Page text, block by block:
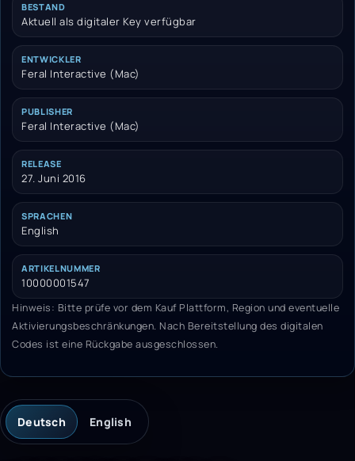
BESTAND
Aktuell als digitaler Key verfügbar
ENTWICKLER
Feral Interactive (Mac)
PUBLISHER
Feral Interactive (Mac)
RELEASE
27. Juni 2016
SPRACHEN
English
ARTIKELNUMMER
10000001547
Hinweis: Bitte prüfe vor dem Kauf Plattform, Region und eventuelle
Aktivierungsbeschränkungen. Nach Bereitstellung des digitalen
Codes ist eine Rückgabe ausgeschlossen.
Deutsch English